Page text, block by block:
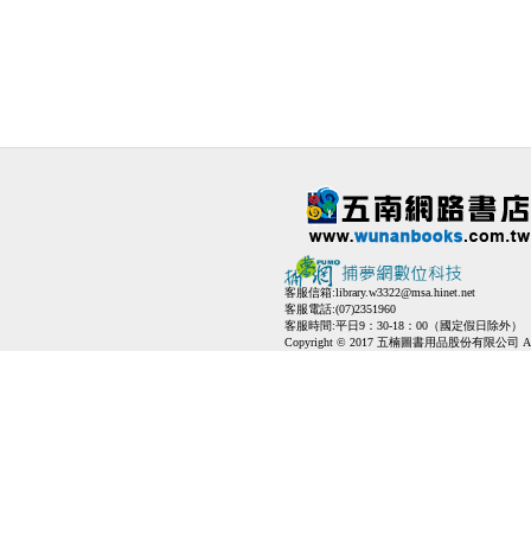
客服信箱:library.w3322@msa.hinet.net
客服電話:(07)2351960
客服時間:平日9：30-18：00（國定假日除外）
Copyright © 2017 五楠圖書用品股份有限公司